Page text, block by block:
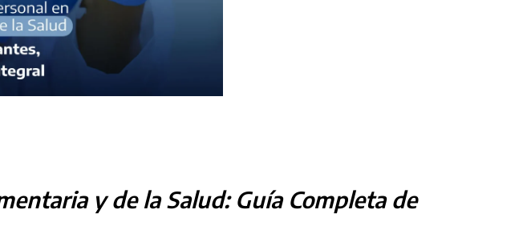
y de la Salud: Guía Completa de